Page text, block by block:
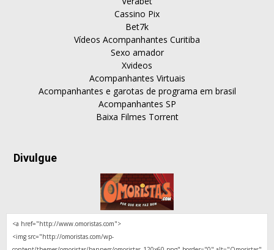
Cassino Pix
Bet7k
Vídeos Acompanhantes Curitiba
Sexo amador
Xvideos
Acompanhantes Virtuais
Acompanhantes e garotas de programa em brasil
Acompanhantes SP
Baixa Filmes Torrent
Divulgue